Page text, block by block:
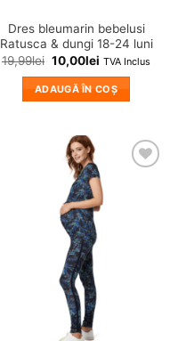
Dres bleumarin bebelusi
Ratusca & dungi 18-24 luni
19,99lei 10,00lei TVA Inclus
ADAUGĂ ÎN COȘ